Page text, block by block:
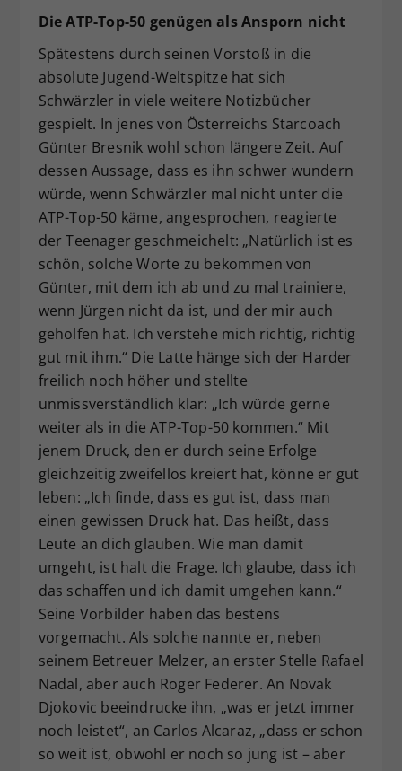
Die ATP-Top-50 genügen als Ansporn nicht
Spätestens durch seinen Vorstoß in die
absolute Jugend-Weltspitze hat sich
Schwärzler in viele weitere Notizbücher
gespielt. In jenes von Österreichs Starcoach
Günter Bresnik wohl schon längere Zeit. Auf
dessen Aussage, dass es ihn schwer wundern
würde, wenn Schwärzler mal nicht unter die
ATP-Top-50 käme, angesprochen, reagierte
der Teenager geschmeichelt: „Natürlich ist es
schön, solche Worte zu bekommen von
Günter, mit dem ich ab und zu mal trainiere,
wenn Jürgen nicht da ist, und der mir auch
geholfen hat. Ich verstehe mich richtig, richtig
gut mit ihm.“ Die Latte hänge sich der Harder
freilich noch höher und stellte
unmissverständlich klar: „Ich würde gerne
weiter als in die ATP-Top-50 kommen.“ Mit
jenem Druck, den er durch seine Erfolge
gleichzeitig zweifellos kreiert hat, könne er gut
leben: „Ich finde, dass es gut ist, dass man
einen gewissen Druck hat. Das heißt, dass
Leute an dich glauben. Wie man damit
umgeht, ist halt die Frage. Ich glaube, dass ich
das schaffen und ich damit umgehen kann.“
Seine Vorbilder haben das bestens
vorgemacht. Als solche nannte er, neben
seinem Betreuer Melzer, an erster Stelle Rafael
Nadal, aber auch Roger Federer. An Novak
Djokovic beeindrucke ihn, „was er jetzt immer
noch leistet“, an Carlos Alcaraz, „dass er schon
so weit ist, obwohl er noch so jung ist – aber